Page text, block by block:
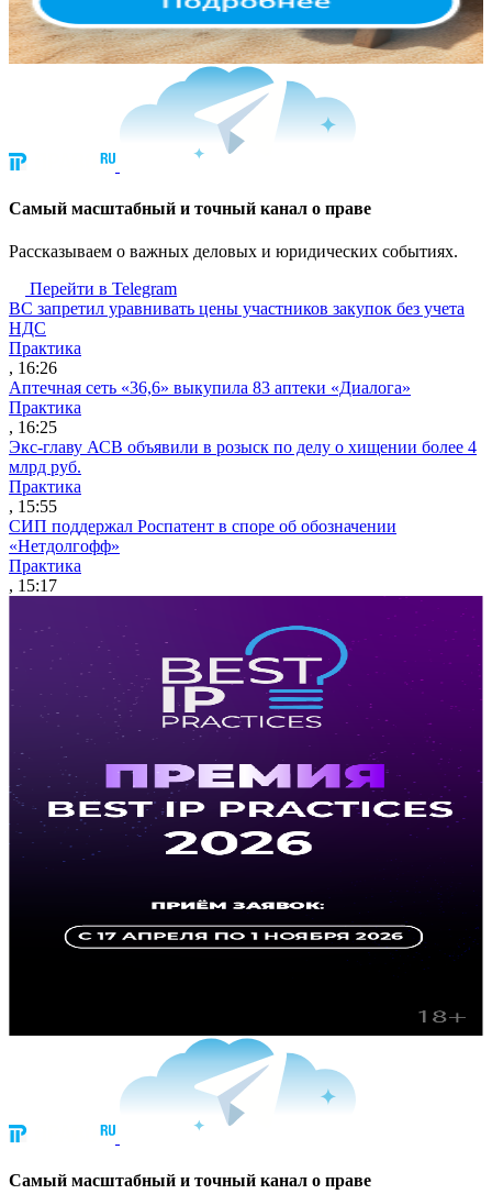
Cамый масштабный и точный канал о праве
Рассказываем о важных деловых и юридических событиях.
Перейти в Telegram
ВС запретил уравнивать цены участников закупок без учета
НДС
Практика
, 16:26
Аптечная сеть «36,6» выкупила 83 аптеки «Диалога»
Практика
, 16:25
Экс-главу АСВ объявили в розыск по делу о хищении более 4
млрд руб.
Практика
, 15:55
СИП поддержал Роспатент в споре об обозначении
«Нетдолгофф»
Практика
, 15:17
Cамый масштабный и точный канал о праве